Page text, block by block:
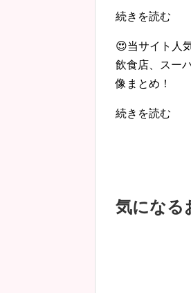
続きを読む
😍当サイト人
飲食店、スー
像まとめ！
続きを読む
気になる